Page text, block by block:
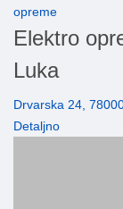
opreme
Elektro
Luka
Drvarska 24,
Detaljno